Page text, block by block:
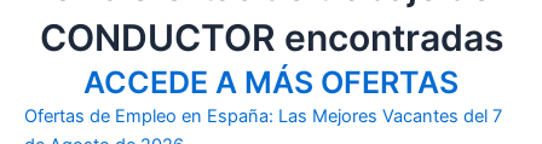
CONDUCTOR encontradas
ACCEDE A MÁS OFERTAS
Ofertas de Empleo en España: Las Mejores Vacantes del 7